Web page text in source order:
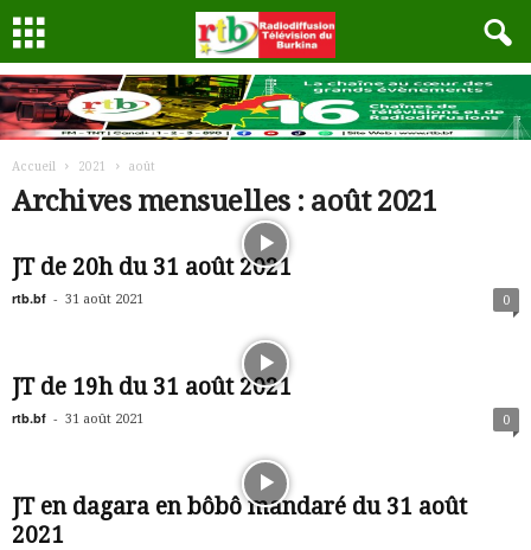
Accueil 2021 août
Archives mensuelles : août 2021
JT de 20h du 31 août 2021
rtb.bf - 31 août 2021 0
JT de 19h du 31 août 2021
rtb.bf - 31 août 2021 0
JT en dagara en bôbô mandaré du 31 août
2021